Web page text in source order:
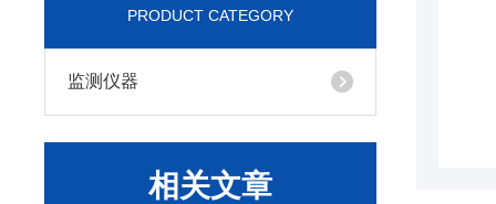
PRODUCT CATEGORY
监测仪器
相关文章